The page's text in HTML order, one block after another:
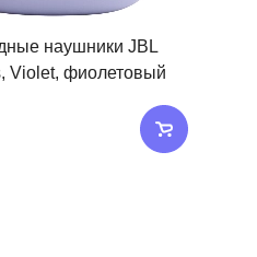
наушники JBL
Violet, фиолетовый